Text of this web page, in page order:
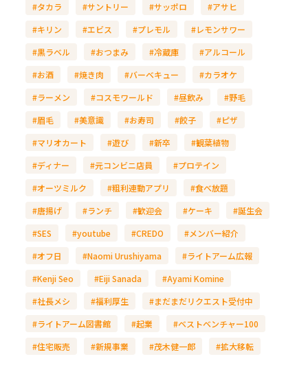
#タカラ
#サントリー #サッポロ
#アサヒ
#キリン
#エビス #プレモル
#レモンサワー
#黒ラベル
#おつまみ #冷蔵庫
#アルコール
#お酒
#焼き肉 #バーベキュー
#カラオケ
#ラーメン
#コスモワールド #昼飲み
#野毛
#眉毛
#美意識 #お寿司 #餃子
#ピザ
#マリオカート
#遊び #新卒
#観葉植物
#ディナー
#元コンビニ店員
#プロテイン
#オーツミルク
#粗利連動アプリ
#食べ放題
#唐揚げ
#ランチ #歓迎会 #ケーキ
#誕生会
#SES
#youtube #CREDO
#メンバー紹介
#オフ日
#Naomi Urushiyama
#ライトアーム広報
#Kenji Seo
#Eiji Sanada
#Ayami Komine
#社長メシ
#福利厚生
#まだまだリクエスト受付中
#ライトアーム図書館
#起業
#ベストベンチャー100
#住宅販売
#新規事業 #茂木健一郎 #拡大移転